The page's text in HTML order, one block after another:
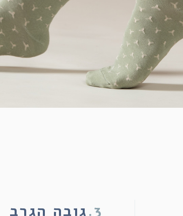
3. גובה הגרב